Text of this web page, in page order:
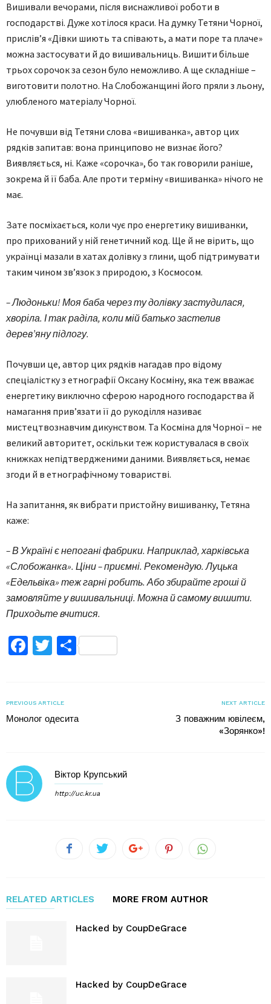
Вишивали вечорами, після виснажливої роботи в
господарстві. Дуже хотілося краси. На думку Тетяни Чорної,
прислів’я «Дівки шиють та співають, а мати поре та плаче»
можна застосувати й до вишивальниць. Вишити більше
трьох сорочок за сезон було неможливо. А ще складніше –
виготовити полотно. На Слобожанщині його пряли з льону,
улюбленого матеріалу Чорної.
Не почувши від Тетяни слова «вишиванка», автор цих
рядків запитав: вона принципово не визнає його?
Виявляється, ні. Каже «сорочка», бо так говорили раніше,
зокрема й її баба. Але проти терміну «вишиванка» нічого не
має.
Зате посміхається, коли чує про енергетику вишиванки,
про прихований у ній генетичний код. Ще й не вірить, що
українці мазали в хатах долівку з глини, щоб підтримувати
таким чином зв’язок з природою, з Космосом.
– Людоньки! Моя баба через ту долівку застудилася,
хворіла. І так раділа, коли мій батько застелив
дерев’яну підлогу.
Почувши це, автор цих рядків нагадав про відому
спеціалістку з етнографії Оксану Косміну, яка теж вважає
енергетику виключно сферою народного господарства й
намагання прив’язати її до рукоділля називає
мистецтвознавчим дикунством. Та Косміна для Чорної – не
великий авторитет, оскільки теж користувалася в своїх
книжках непідтвердженими даними. Виявляється, немає
згоди й в етнографічному товаристві.
На запитання, як вибрати пристойну вишиванку, Тетяна
каже:
– В Україні є непогані фабрики. Наприклад, харківська
«Слобожанка». Ціни – приємні. Рекомендую. Луцька
«Едельвіка» теж гарні робить. Або збирайте гроші й
замовляйте у вишивальниці. Можна й самому вишити.
Приходьте вчитися.
Facebook
TwitterПоділитися
PREVIOUS ARTICLE
Монолог одесита
NEXT ARTICLE
З поважним ювілеєм,
«Зорянко»!
Віктор Крупський
http://uc.kr.ua
RELATED ARTICLES MORE FROM AUTHOR
Hacked by CoupDeGrace
Hacked by CoupDeGrace